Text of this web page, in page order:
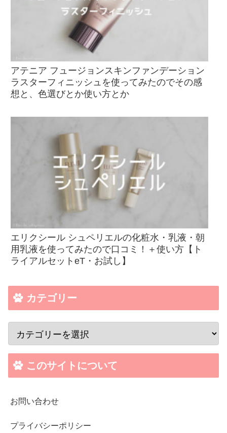
アテニア フュージョンスキンファンデーション
ラスターフィニッシュを使ってみたのでその感
想と、色選びとか使い方とか
エリクシール シュペリエルの化粧水・乳液・朝
用乳液を使ってみたので口コミ！＋使い方【ト
ライアルセットeT・お試し】
カテゴリー
このサイトについて
お問い合わせ
プライバシーポリシー